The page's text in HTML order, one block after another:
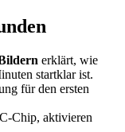
erklärt, wie
startklar ist.
für den ersten
Chip, aktivieren